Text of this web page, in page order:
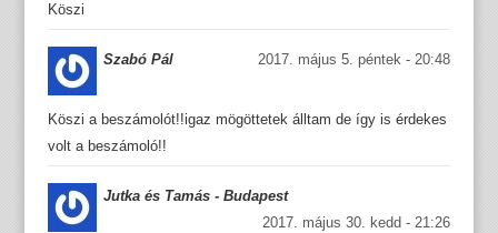
Köszi
Szabó Pál 2017. május 5. péntek - 20:48
Köszi a beszámolót!!igaz mögöttetek álltam de így is érdekes
volt a beszámoló!!
Jutka és Tamás - Budapest
2017. május 30. kedd - 21:26